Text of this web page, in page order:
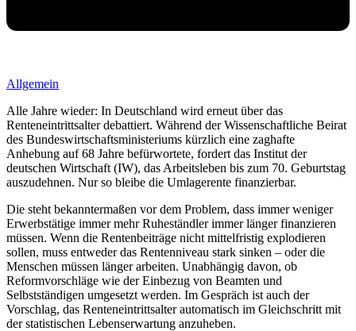
Allgemein
Alle Jahre wieder: In Deutschland wird erneut über das
Renteneintrittsalter debattiert. Während der Wissenschaftliche Beirat
des Bundeswirtschaftsministeriums kürzlich eine zaghafte
Anhebung auf 68 Jahre befürwortete, fordert das Institut der
deutschen Wirtschaft (IW), das Arbeitsleben bis zum 70. Geburtstag
auszudehnen. Nur so bleibe die Umlagerente finanzierbar.
Die steht bekanntermaßen vor dem Problem, dass immer weniger
Erwerbstätige immer mehr Ruheständler immer länger finanzieren
müssen. Wenn die Rentenbeiträge nicht mittelfristig explodieren
sollen, muss entweder das Rentenniveau stark sinken – oder die
Menschen müssen länger arbeiten. Unabhängig davon, ob
Reformvorschläge wie der Einbezug von Beamten und
Selbstständigen umgesetzt werden. Im Gespräch ist auch der
Vorschlag, das Renteneintrittsalter automatisch im Gleichschritt mit
der statistischen Lebenserwartung anzuheben.